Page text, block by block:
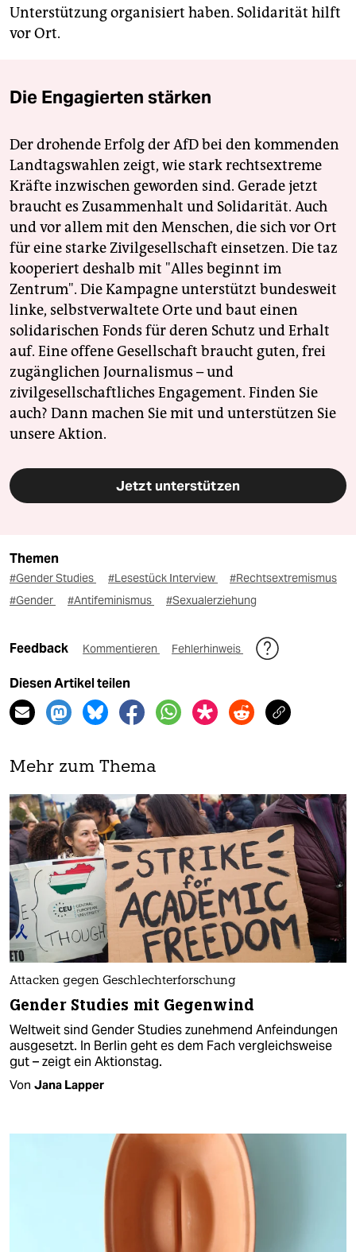
Unterstützung organisiert haben. Solidarität hilft
vor Ort.
Die Engagierten stärken
Der drohende Erfolg der AfD bei den kommenden
Landtagswahlen zeigt, wie stark rechtsextreme
Kräfte inzwischen geworden sind. Gerade jetzt
braucht es Zusammenhalt und Solidarität. Auch
und vor allem mit den Menschen, die sich vor Ort
für eine starke Zivilgesellschaft einsetzen. Die taz
kooperiert deshalb mit "Alles beginnt im
Zentrum". Die Kampagne unterstützt bundesweit
linke, selbstverwaltete Orte und baut einen
solidarischen Fonds für deren Schutz und Erhalt
auf. Eine offene Gesellschaft braucht guten, frei
zugänglichen Journalismus – und
zivilgesellschaftliches Engagement. Finden Sie
auch? Dann machen Sie mit und unterstützen Sie
unsere Aktion.
Jetzt unterstützen
Themen
#Gender Studies #Lesestück Interview
#Rechtsextremismus
#Gender
#Antifeminismus #Sexualerziehung
Feedback Kommentieren Fehlerhinweis
Diesen Artikel teilen
Mehr zum Thema
Attacken gegen Geschlechterforschung
Gender Studies mit Gegenwind
Weltweit sind Gender Studies zunehmend Anfeindungen
ausgesetzt. In Berlin geht es dem Fach vergleichsweise
gut – zeigt ein Aktionstag.
Von Jana Lapper